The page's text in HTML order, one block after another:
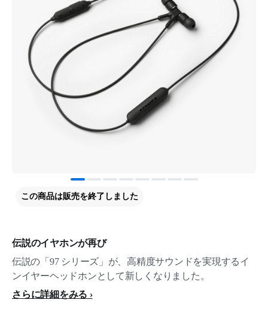
伝説のイヤホンが再び
伝説の「97 シリーズ」が、高精度サウンドを実現するイ
ンイヤーヘッドホンとして新しくなりました。
さらに詳細をみる
この商品は販売を終了しました